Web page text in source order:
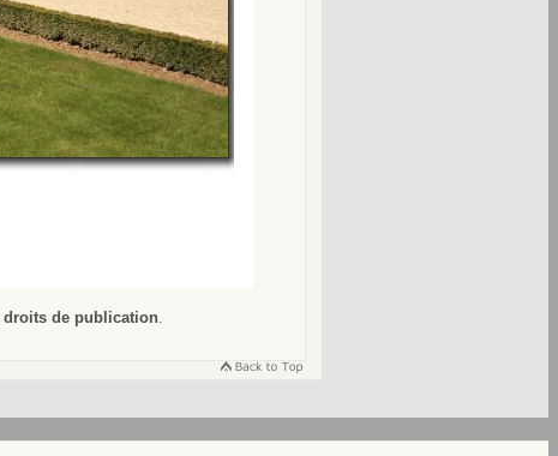
droits de publication.